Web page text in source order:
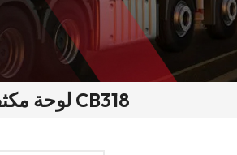
861313 لوحة مكثف مكيف الهواء لخلاط ساني CB318